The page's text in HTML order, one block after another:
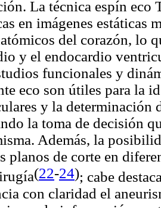
La técnica espín eco
en imágenes estáticas
del corazón, lo
y el endocardio
funcionales y
eco son útiles para la
y la determinación
la toma de decisión
Además, la
planos de corte en
(22-24); cabe
con claridad el